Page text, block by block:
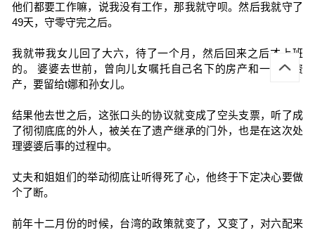
他们都要工作嘛，说我没有工作，那我就守呗。然后我就守了
49天，守零守完之后。
我就带我女儿回了大六，待了一个月，然后回来之后才上班
的。 婆婆去世前，曾向儿女嘱托自己名下的房产和一部分资
产，要留给t娜和孙女儿。
结果他去世之后，这张口头的协议就变成了空头支票，听了成
了彻彻底底的外人，被关在了遗产继承的门外，也是在这次处
理婆婆后事的过程中。
丈夫和姐姐们的举动彻底让听得死了心，他终于下定决心要做
个了断。
前年十二月份的时候，台湾的政策就变了，又变了，对六配来